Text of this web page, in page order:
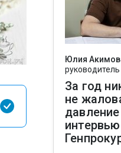
Юлия
За год
не